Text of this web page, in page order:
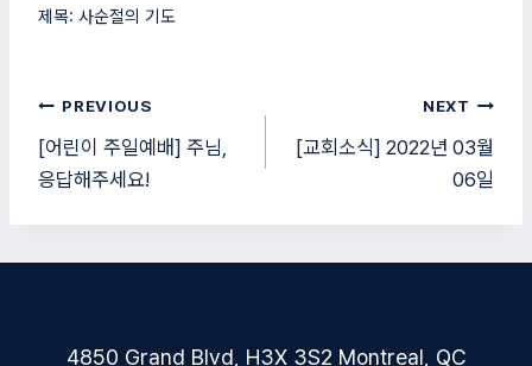
제목: 사순절의 기도
글
탐
색
PREVIOUS
[어린이 주일예배] 주님,
응답해주세요!
NEXT
[교회소식] 2022년 03월
06일
4850 Grand Blvd, H3X 3S2 Montreal, QC